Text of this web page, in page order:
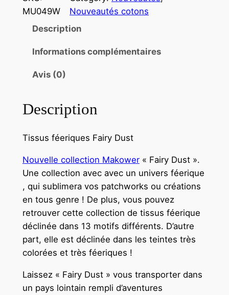
MU049W
Nouveautés cotons
Description
Informations complémentaires
Avis (0)
Description
Tissus féeriques Fairy Dust
Nouvelle collection Makower« Fairy Dust ».
Une collection avec avec un univers féerique
, qui sublimera vos patchworks ou créations
en tous genre ! De plus, vous pouvez
retrouver cette collection de tissus féerique
déclinée dans 13 motifs différents. D’autre
part, elle est déclinée dans les teintes très
colorées et très féeriques !
Laissez « Fairy Dust » vous transporter dans
un pays lointain rempli d’aventures